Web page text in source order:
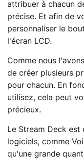
attribuer à chacun
précise. Et afin de
personnaliser le
l'écran LCD.
Comme nous
de créer plusieurs
pour chacun. En
utilisez, cela peut
précieux.
Le Stream Deck
logiciels, comme
qu'une grande